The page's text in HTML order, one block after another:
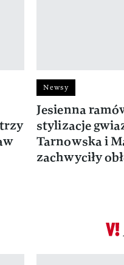
Newsy
Jesienna
stylizacje
Tarnowska i
zachwyciły